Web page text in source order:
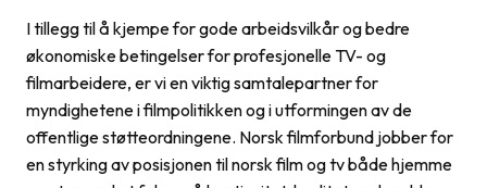
I tillegg til å kjempe for gode arbeidsvilkår og bedre
økonomiske betingelser for profesjonelle TV- og
filmarbeidere, er vi en viktig samtalepartner for
myndighetene i filmpolitikken og i utformingen av de
offentlige støtteordningene. Norsk filmforbund jobber for
en styrking av posisjonen til norsk film og tv både hjemme